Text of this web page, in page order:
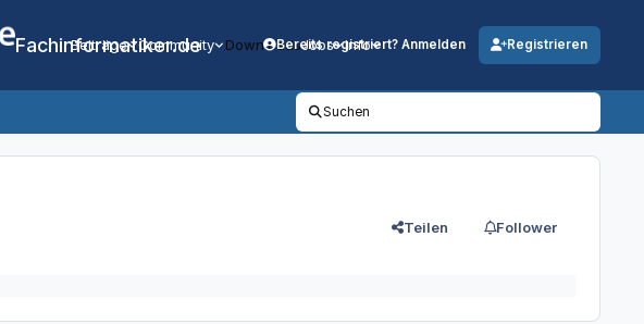
Fachinformatiker.de
Beiträge Community DownloadsJobs Info
Bereits registriert? Anmelden Registrieren
Suchen
Teilen Follower